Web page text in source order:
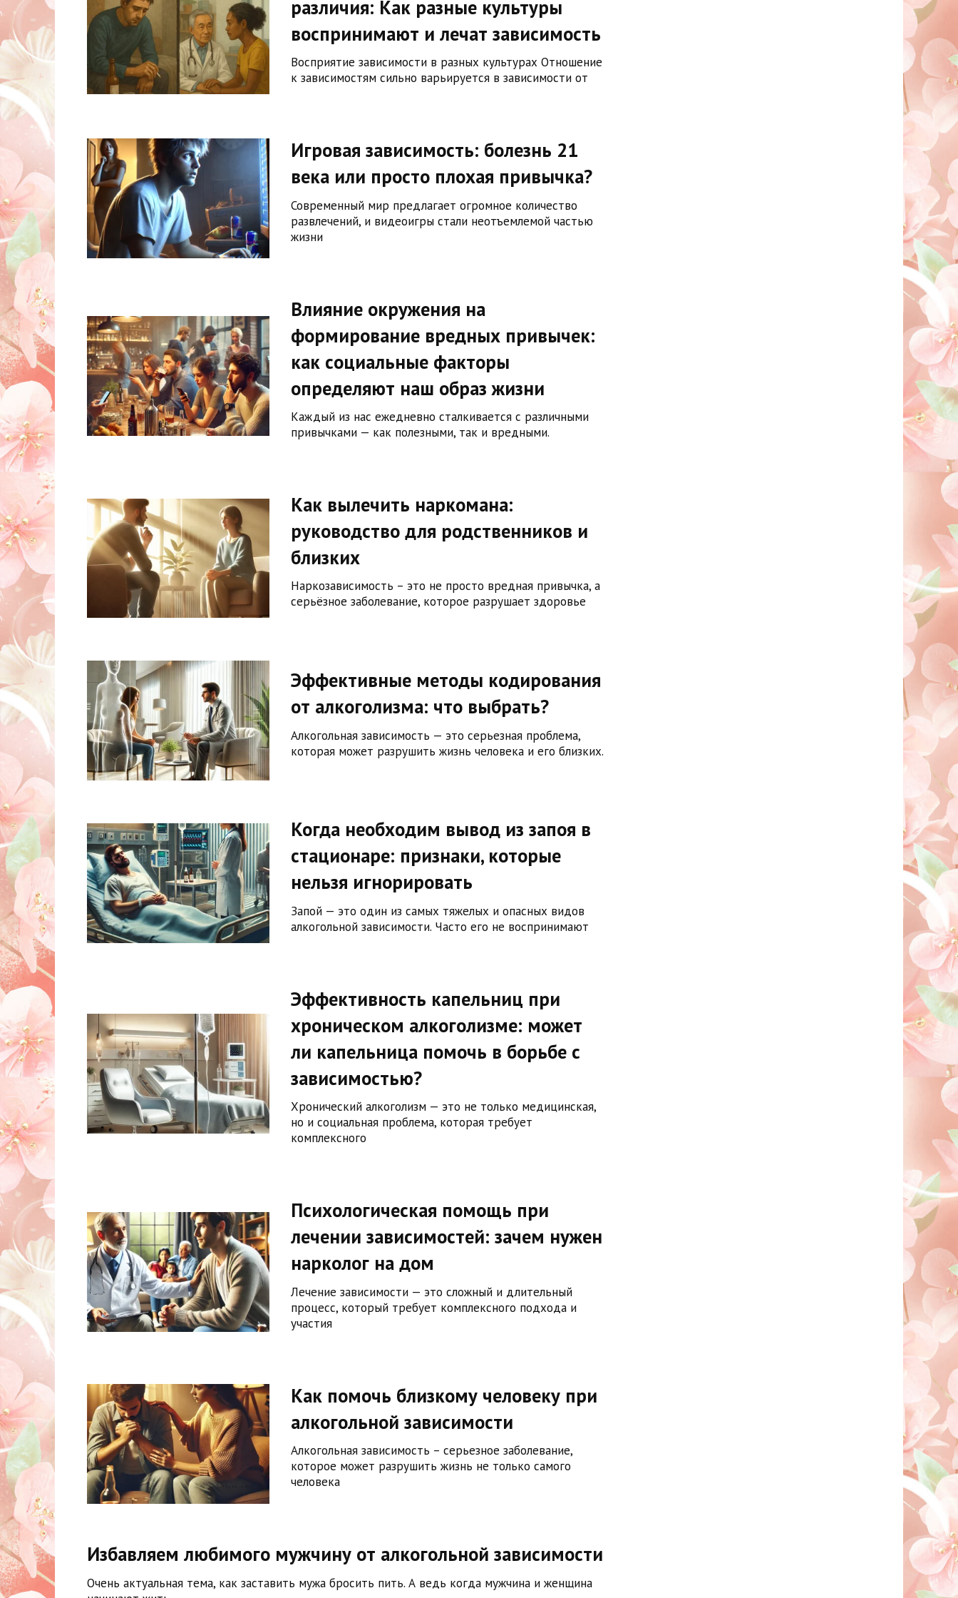
различия: Как разные культуры
воспринимают и лечат зависимость
Восприятие зависимости в разных культурах Отношение
к зависимостям сильно варьируется в зависимости от
Игровая зависимость: болезнь 21
века или просто плохая привычка?
Современный мир предлагает огромное количество
развлечений, и видеоигры стали неотъемлемой частью
жизни
Влияние окружения на
формирование вредных привычек:
как социальные факторы
определяют наш образ жизни
Каждый из нас ежедневно сталкивается с различными
привычками — как полезными, так и вредными.
Как вылечить наркомана:
руководство для родственников и
близких
Наркозависимость – это не просто вредная привычка, а
серьёзное заболевание, которое разрушает здоровье
Эффективные методы кодирования
от алкоголизма: что выбрать?
Алкогольная зависимость — это серьезная проблема,
которая может разрушить жизнь человека и его близких.
Когда необходим вывод из запоя в
стационаре: признаки, которые
нельзя игнорировать
Запой — это один из самых тяжелых и опасных видов
алкогольной зависимости. Часто его не воспринимают
Эффективность капельниц при
хроническом алкоголизме: может
ли капельница помочь в борьбе с
зависимостью?
Хронический алкоголизм — это не только медицинская,
но и социальная проблема, которая требует
комплексного
Психологическая помощь при
лечении зависимостей: зачем нужен
нарколог на дом
Лечение зависимости — это сложный и длительный
процесс, который требует комплексного подхода и
участия
Как помочь близкому человеку при
алкогольной зависимости
Алкогольная зависимость – серьезное заболевание,
которое может разрушить жизнь не только самого
человека
Избавляем любимого мужчину от алкогольной зависимости
Очень актуальная тема, как заставить мужа бросить пить. А ведь когда мужчина и женщина